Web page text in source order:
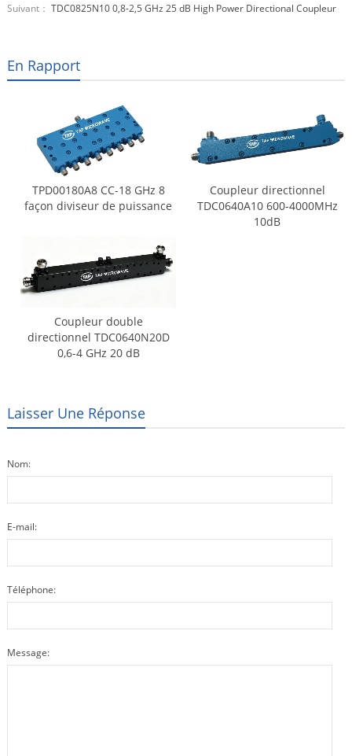
Suivant： TDC0825N10 0,8-2,5 GHz 25 dB High Power Directional Coupleur
En Rapport
TPD00180A8 CC-18 GHz 8
façon diviseur de puissance
Coupleur directionnel
TDC0640A10 600-4000MHz
10dB
Coupleur double
directionnel TDC0640N20D
0,6-4 GHz 20 dB
Laisser Une Réponse
Nom:
E-mail:
Téléphone:
Message: